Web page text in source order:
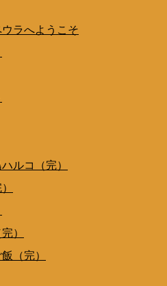
ラへようこそ
ルコ（完）
）
（完）